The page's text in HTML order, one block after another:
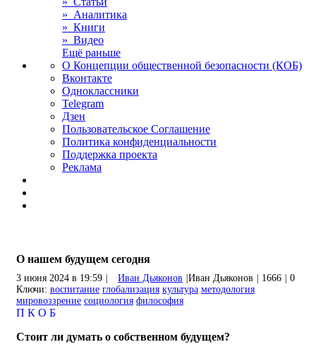
» Аналитика
» Книги
» Видео
Ещё раньше
О Концепции общественной безопасности (КОБ)
Вконтакте
Одноклассники
Telegram
Дзен
Пользовательское Соглашение
Политика конфиденциальности
Поддержка проекта
Реклама
О нашем будущем сегодня
3 июня 2024 в 19:59 Иван Дьяконов Иван Дьяконов 1666
0
Ключи: воспитание глобализация культура методология
мировоззрение социология философия
П К О Б
Стоит ли думать о собственном будущем?